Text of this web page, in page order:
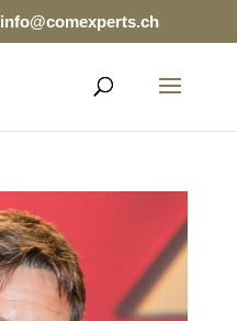
info@comexperts.ch